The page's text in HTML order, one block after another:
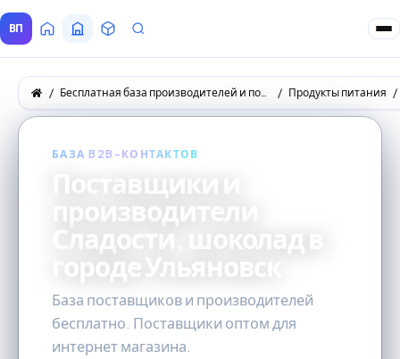
ВП ГлавнаяВсе Поставщики
ТоварыЗапросы покупателей
Бесплатная база производителей и поставщиков товаров оптом Продукты питания
БАЗА B2B-КОНТАКТОВ
Поставщики и
производители
Сладости, шоколад в
городе Ульяновск
База поставщиков и производителей
бесплатно. Поставщики оптом для
интернет магазина.